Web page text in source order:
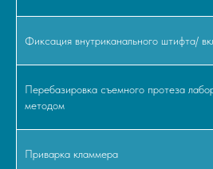
Фиксация внутриканального штифта/
Перебазировка съемного протеза
методом
Приварка кламмера